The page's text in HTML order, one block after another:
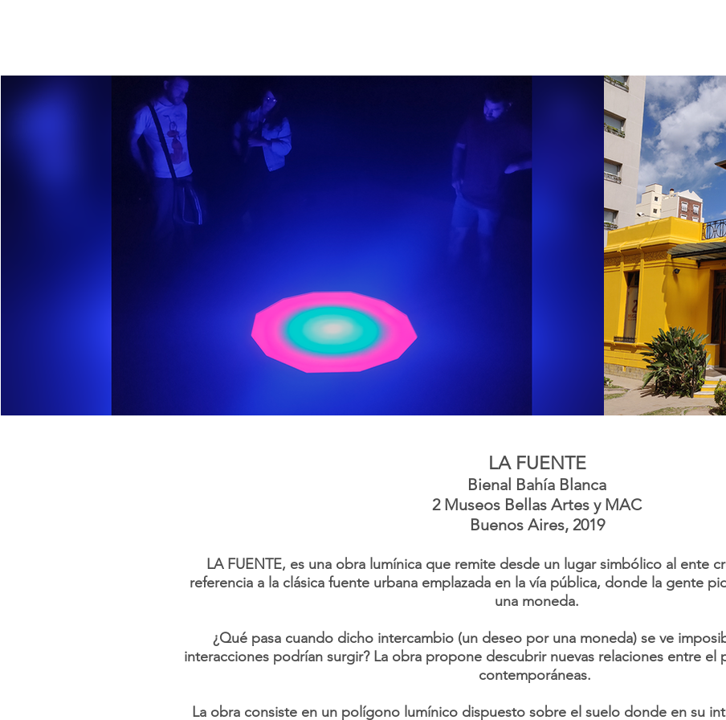
LA FUENTE
Bienal Bahía Blanca
2 Museos Bellas Artes y MAC
Buenos Aires, 2019
LA FUENTE, es una obra lumínica que remite desde un lugar simbólico al ente
referencia a la clásica fuente urbana emplazada en la vía pública, donde la gente
una moneda.
¿Qué pasa cuando dicho intercambio (un deseo por una moneda) se ve
interacciones podrían surgir? La obra propone descubrir nuevas relaciones entre el
contemporáneas.
La obra consiste en un polígono lumínico dispuesto sobre el suelo donde en su